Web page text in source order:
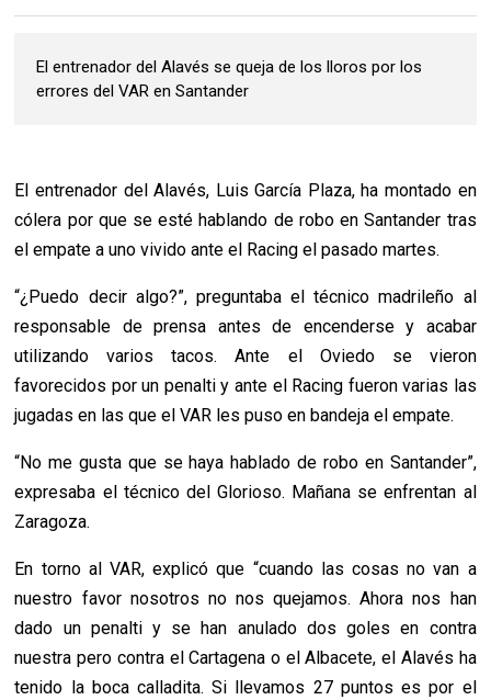
El entrenador del Alavés se queja de los lloros por los
errores del VAR en Santander
El entrenador del Alavés, Luis García Plaza, ha montado en
cólera por que se esté hablando de robo en Santander tras
el empate a uno vivido ante el Racing el pasado martes.
“¿Puedo decir algo?”, preguntaba el técnico madrileño al
responsable de prensa antes de encenderse y acabar
utilizando varios tacos. Ante el Oviedo se vieron
favorecidos por un penalti y ante el Racing fueron varias las
jugadas en las que el VAR les puso en bandeja el empate.
“No me gusta que se haya hablado de robo en Santander”,
expresaba el técnico del Glorioso. Mañana se enfrentan al
Zaragoza.
En torno al VAR, explicó que “cuando las cosas no van a
nuestro favor nosotros no nos quejamos. Ahora nos han
dado un penalti y se han anulado dos goles en contra
nuestra pero contra el Cartagena o el Albacete, el Alavés ha
tenido la boca calladita. Si llevamos 27 puntos es por el